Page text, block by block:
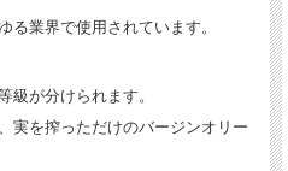
る業界で使用されています。
級が分けられます。
実を搾っただけのバージンオリー